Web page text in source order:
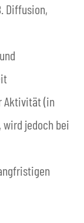
Diffusion,
Aktivität (in
wird jedoch bei